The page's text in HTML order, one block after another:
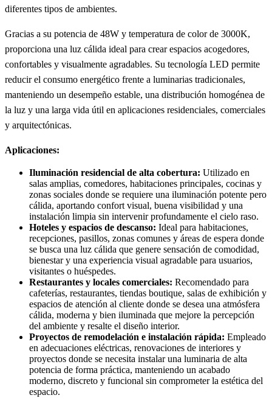
diferentes tipos de ambientes.
Gracias a su potencia de 48W y temperatura de color de 3000K,
proporciona una luz cálida ideal para crear espacios acogedores,
confortables y visualmente agradables. Su tecnología LED permite
reducir el consumo energético frente a luminarias tradicionales,
manteniendo un desempeño estable, una distribución homogénea de
la luz y una larga vida útil en aplicaciones residenciales, comerciales
y arquitectónicas.
Aplicaciones:
Iluminación residencial de alta cobertura: Utilizado en
salas amplias, comedores, habitaciones principales, cocinas y
zonas sociales donde se requiere una iluminación potente pero
cálida, aportando confort visual, buena visibilidad y una
instalación limpia sin intervenir profundamente el cielo raso.
Hoteles y espacios de descanso: Ideal para habitaciones,
recepciones, pasillos, zonas comunes y áreas de espera donde
se busca una luz cálida que genere sensación de comodidad,
bienestar y una experiencia visual agradable para usuarios,
visitantes o huéspedes.
Restaurantes y locales comerciales: Recomendado para
cafeterías, restaurantes, tiendas boutique, salas de exhibición y
espacios de atención al cliente donde se desea una atmósfera
cálida, moderna y bien iluminada que mejore la percepción
del ambiente y resalte el diseño interior.
Proyectos de remodelación e instalación rápida: Empleado
en adecuaciones eléctricas, renovaciones de interiores y
proyectos donde se necesita instalar una luminaria de alta
potencia de forma práctica, manteniendo un acabado
moderno, discreto y funcional sin comprometer la estética del
espacio.